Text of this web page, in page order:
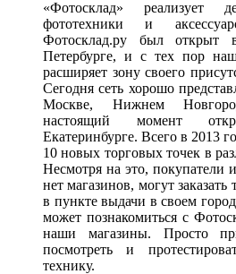
«Фотосклад» реализует
фототехники и
Фотосклад.ру был
Петербурге, и с тех пор
расширяет зону своего
Сегодня сеть хорошо
Москве, Нижнем
настоящий момент
Екатеринбурге. Всего в 2013
10 новых торговых точек в
Несмотря на это, покупатели
нет магазинов, могут
в пункте выдачи в своем
может познакомиться с
наши магазины. Просто
посмотреть и
технику.